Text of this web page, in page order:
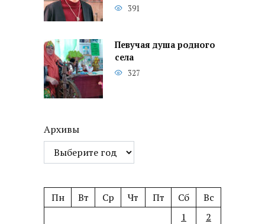
391
Певучая душа родного
села
327
Архивы
Пн Вт Ср Чт Пт Сб
Вс
1
2